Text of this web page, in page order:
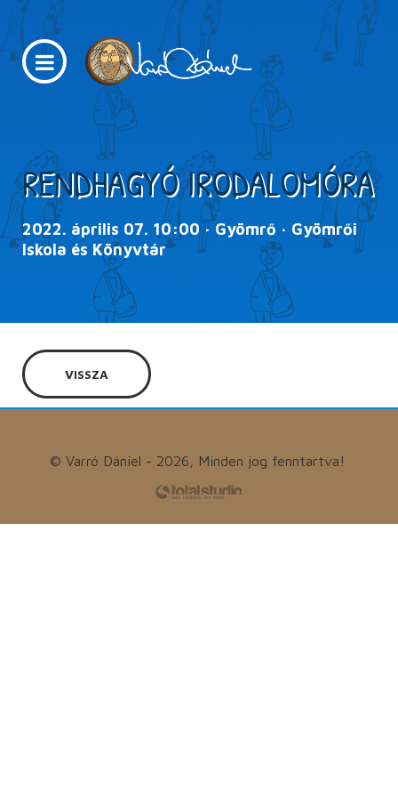
RENDHAGYÓ IRODALOMÓRA
2022. április 07. 10:00 · Gyömrő · Gyömrői
Iskola és Könyvtár
VISSZA
© Varró Dániel - 2026, Minden jog fenntartva!